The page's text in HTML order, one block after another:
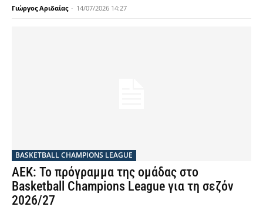
Γιώργος Αριδαίας - 14/07/2026 14:27
BASKETBALL CHAMPIONS LEAGUE
ΑΕΚ: Το πρόγραμμα της ομάδας στο
Basketball Champions League για τη σεζόν
2026/27